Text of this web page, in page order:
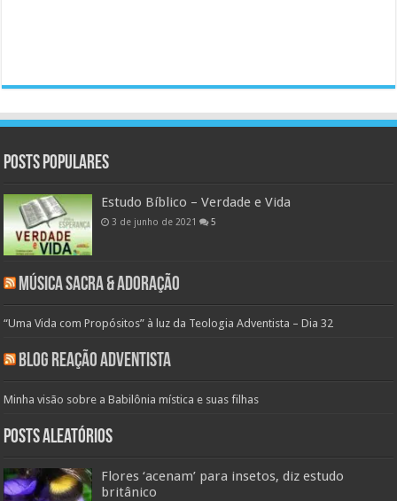
Posts populares
Estudo Bíblico – Verdade e Vida
3 de junho de 2021 5
Música Sacra & Adoração
“Uma Vida com Propósitos” à luz da Teologia Adventista – Dia 32
Blog Reação Adventista
Minha visão sobre a Babilônia mística e suas filhas
Posts aleatórios
Flores ‘acenam’ para insetos, diz estudo
britânico